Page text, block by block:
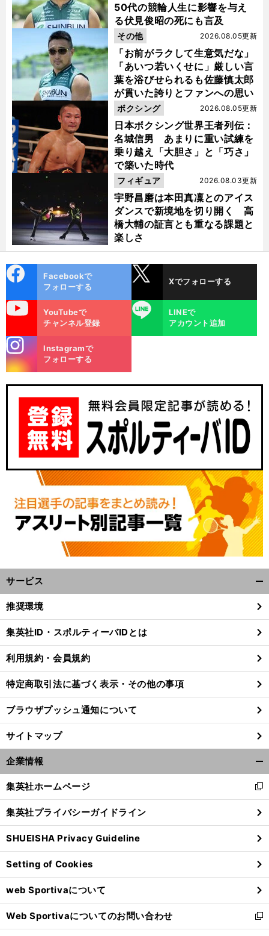
前
50代の競輪人生に影響を与え
る伏見俊昭の死にも言及
「お前がラクして生意気だな」
「あいつ若いくせに」厳しい言
葉を浴びせられるも佐藤慎太郎
が貫いた誇りとファンへの思い
2026.08.05更新
その他
日本ボクシング世界王者列伝：
名城信男 あまりに重い試練を
乗り越え「大胆さ」と「巧さ」
で築いた時代
2026.08.05更新
ボクシング
宇野昌磨は本田真凜とのアイス
ダンスで新境地を切り開く 高
橋大輔の証言とも重なる課題と
楽しさ
2026.08.03更新
フィギュア
ok
Facebookで
フォローする
Xでフォローする
YouTubeで
チャンネル登録
LINE
LINEで
アカウント追加
m
Instagramで
フォローする
サービス
閉
る
推奨環境
集英社ID・スポルティーバIDとは
利用規約・会員規約
特定商取引法に基づく表示・その他の事項
ブラウザプッシュ通知について
サイトマップ
企業情報
閉
る
集英社ホームページ
新
し
い
ウ
ィ
ン
ド
ウ
で
開
く
集英社プライバシーガイドライン
SHUEISHA Privacy Guideline
Setting of Cookies
web Sportivaについて
Web Sportivaについてのお問い合わせ
新
し